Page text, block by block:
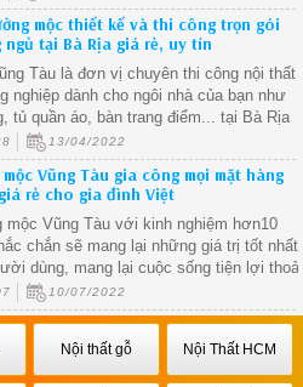
nhà bếp như dụng cụ nấu ăn
mộc thiết kế và thi công trọn gói
ngủ tại Bà Rịa giá rẻ, uy tín
Tàu là đơn vị chuyên thi công nội thất
nghiệp dành cho ngôi nhà của bạn như
tủ quần áo, bàn trang điểm... tại Bà Rịa
cạnh tranh nhất thị trường.
13/04/2022
mộc Vũng Tàu gia công mọi mặt hàng
rẻ cho gia đình Việt
mộc Vũng Tàu với kinh nghiệm hơn10
chắn sẽ mang lại những giá trị tốt nhất
dùng, mang lại cuộc sống tiện lợi thoải
10/07/2022
Nội thất gỗ Nội Thất HCM